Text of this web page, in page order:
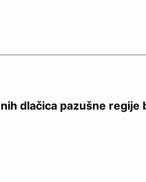
dlačica pazušne